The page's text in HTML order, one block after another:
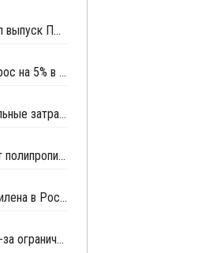
Томскнефтехим в 2020 году нарастил выпуск ПП и ПЭ почти на 2%
Импорт полипропилена в Россию вырос на 5% в январе - мае 2016 года
СИБУР в 2015 году сократил капитальные затраты на 9%
В январе - феврале 2016 года импорт полипропилена в Россию вырос на 3%
В январе 2016 года импорт полипропилена в Россию вырос на 27%
В Китае цены трубного ПП растут из-за ограниченного предложения